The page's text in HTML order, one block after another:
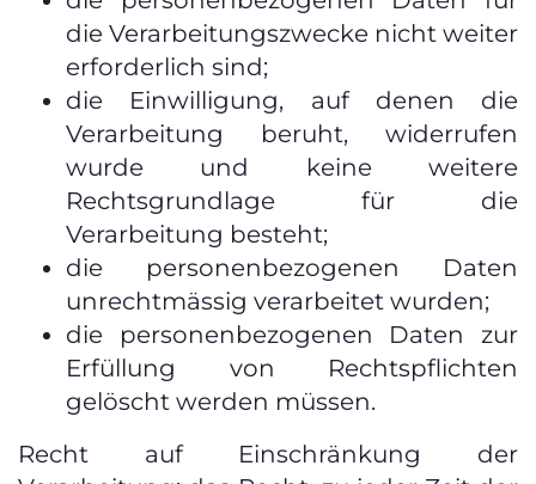
die Verarbeitungszwecke nicht weiter
erforderlich sind;
die Einwilligung, auf denen die
Verarbeitung beruht, widerrufen
wurde und keine weitere
Rechtsgrundlage für die
Verarbeitung besteht;
die personenbezogenen Daten
unrechtmässig verarbeitet wurden;
die personenbezogenen Daten zur
Erfüllung von Rechtspflichten
gelöscht werden müssen.
Recht auf Einschränkung der